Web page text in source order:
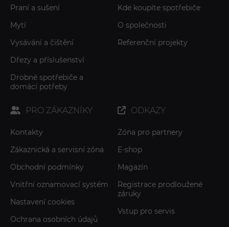
Praní a sušení
Mytí
Vysávání a čištění
Dřezy a příslušenství
Drobné spotřebiče a
domácí potřeby
Kde koupíte spotřebiče
O společnosti
Referenční projekty
PRO ZÁKAZNÍKY
Kontakty
Zákaznická a servisní zóna
Obchodní podmínky
Vnitřní oznamovací systém
Nastavení cookies
Ochrana osobních údajů
ODKAZY
Zóna pro partnery
E-shop
Magazín
Registrace prodloužené
záruky
Vstup pro servis